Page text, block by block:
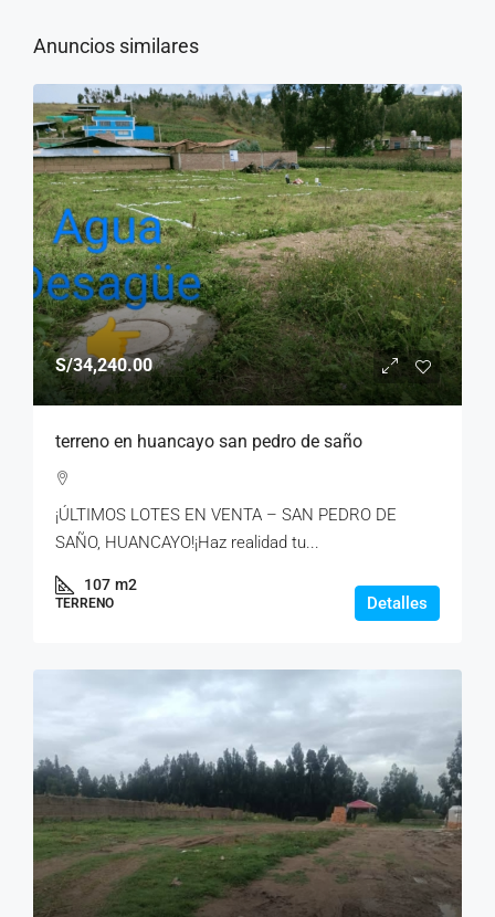
Anuncios similares
S/34,240.00
terreno en huancayo san pedro de saño
¡ÚLTIMOS LOTES EN VENTA – SAN PEDRO DE
SAÑO, HUANCAYO!¡Haz realidad tu...
107 m2
TERRENO Detalles